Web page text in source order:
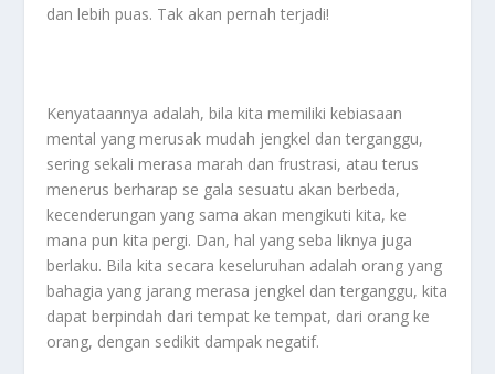
dan lebih puas. Tak akan pernah terjadi!
Kenyataannya adalah, bila kita memiliki kebiasaan
mental yang merusak mudah jengkel dan terganggu,
sering sekali merasa marah dan frustrasi, atau terus
menerus berharap se gala sesuatu akan berbeda,
kecenderungan yang sama akan mengikuti kita, ke
mana pun kita pergi. Dan, hal yang seba liknya juga
berlaku. Bila kita secara keseluruhan adalah orang yang
bahagia yang jarang merasa jengkel dan terganggu, kita
dapat berpindah dari tempat ke tempat, dari orang ke
orang, dengan sedikit dampak negatif.